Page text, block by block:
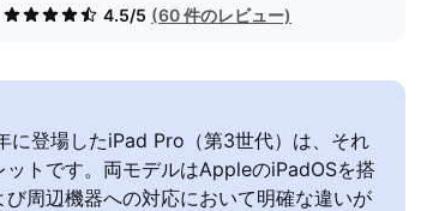
4.5/5 (60 件のレビュー)
に登場したiPad Pro（第3世代）は、それ
トです。両モデルはAppleのiPadOSを搭
周辺機器への対応において明確な違いが